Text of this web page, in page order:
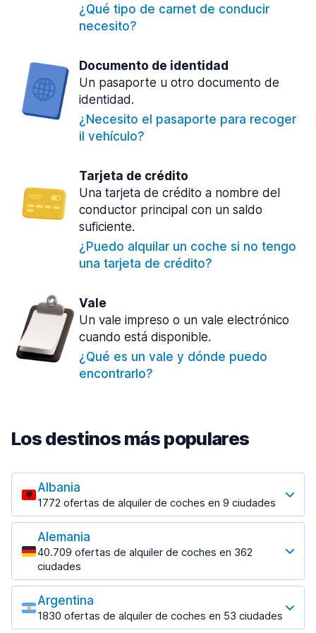
¿Qué tipo de carnet de conducir
necesito?
Documento de identidad
Un pasaporte u otro documento de
identidad.
¿Necesito el pasaporte para recoger
il vehículo?
Tarjeta de crédito
Una tarjeta de crédito a nombre del
conductor principal con un saldo
suficiente.
¿Puedo alquilar un coche si no tengo
una tarjeta de crédito?
Vale
Un vale impreso o un vale electrónico
cuando está disponible.
¿Qué es un vale y dónde puedo
encontrarlo?
Los destinos más populares
Albania
1772 ofertas de alquiler de coches en 9 ciudades
Los destinos más populares
Tirana
1023 ofertas en 7 lugares
Tirana Aeropuerto
desde 26,99 € al día
Alemania
40.709 ofertas de alquiler de coches en 362
ciudades
Los destinos más populares
Berlin
2169 ofertas en 28 lugares
Argentina
1830 ofertas de alquiler de coches en 53 ciudades
Los destinos más populares